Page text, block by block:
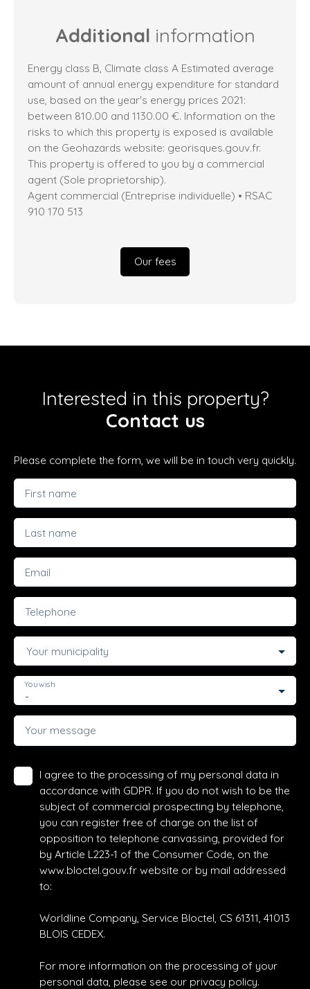
Additional information
Energy class B, Climate class A Estimated average
amount of annual energy expenditure for standard
use, based on the year's energy prices 2021:
between 810.00 and 1130.00 €. Information on the
risks to which this property is exposed is available
on the Geohazards website: georisques.gouv.fr.
This property is offered to you by a commercial
agent (Sole proprietorship).
Agent commercial (Entreprise individuelle) • RSAC
910 170 513
Our fees
Interested in this property?
Contact us
Please complete the form, we will be in touch very quickly.
First name
Last name
Email
Telephone
Your municipality
-
You wish
Your message
I agree to the processing of my personal data in
accordance with GDPR. If you do not wish to be the
subject of commercial prospecting by telephone,
you can register free of charge on the list of
opposition to telephone canvassing, provided for
by Article L223-1 of the Consumer Code, on the
www.bloctel.gouv.fr website or by mail addressed
to:
Worldline Company, Service Bloctel, CS 61311, 41013
BLOIS CEDEX.
For more information on the processing of your
personal data, please see our privacy policy.